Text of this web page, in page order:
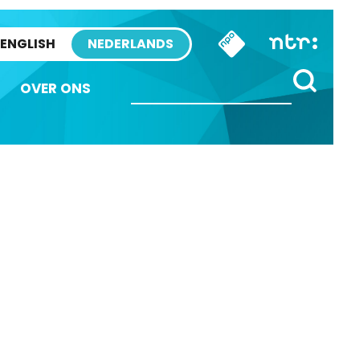
ENGLISH NEDERLANDS
OVER ONS